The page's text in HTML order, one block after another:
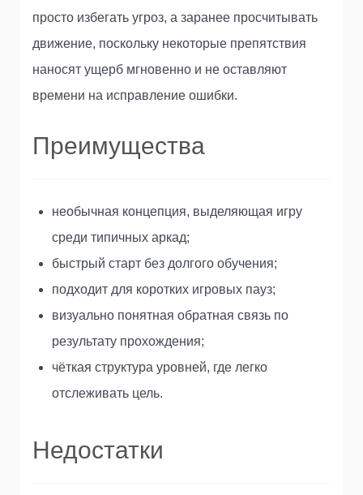
просто избегать угроз, а заранее просчитывать
движение, поскольку некоторые препятствия
наносят ущерб мгновенно и не оставляют
времени на исправление ошибки.
Преимущества
необычная концепция, выделяющая игру
среди типичных аркад;
быстрый старт без долгого обучения;
подходит для коротких игровых пауз;
визуально понятная обратная связь по
результату прохождения;
чёткая структура уровней, где легко
отслеживать цель.
Недостатки